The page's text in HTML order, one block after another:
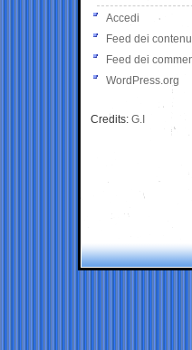
Accedi
Feed dei
Feed dei
WordPress.org
Credits: G.I